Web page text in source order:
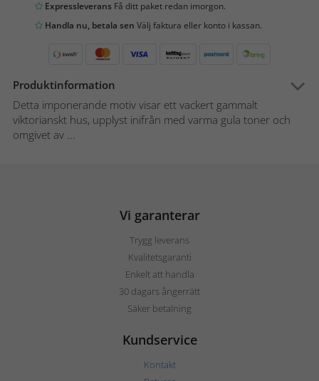
Expressleverans Få ditt paket redan imorgon.
Handla nu, betala sen Välj faktura eller konto i kassan.
Produktinformation
Detta imponerande motiv visar ett vackert gammalt
viktorianskt hus, upplyst inifrån med varma gula toner och
omgivet av ...
Vi garanterar
Trygg leverans
Kvalitetsgaranti
Enkelt att handla
30 dagars ångerrätt
Säker betalning
Kundservice
Kontakt